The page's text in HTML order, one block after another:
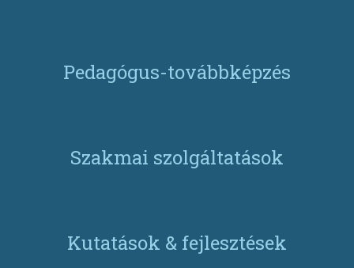
Pedagógus-továbbképzés
Szakmai szolgáltatások
Kutatások & fejlesztések